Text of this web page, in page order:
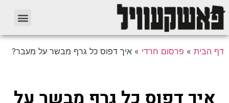
דף הבית » פרסום חרדי » איך דפוס כל גרף מבשר על מעבר?